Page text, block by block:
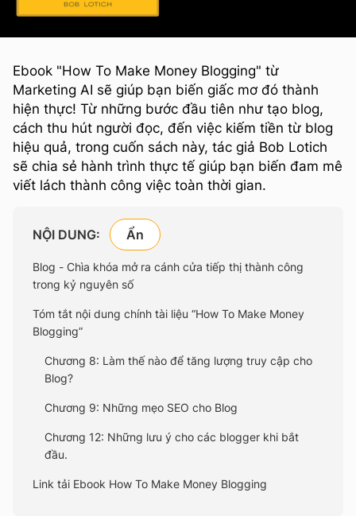
Ebook "How To Make Money Blogging" từ
Marketing AI sẽ giúp bạn biến giấc mơ đó thành
hiện thực! Từ những bước đầu tiên như tạo blog,
cách thu hút người đọc, đến việc kiếm tiền từ blog
hiệu quả, trong cuốn sách này, tác giả Bob Lotich
sẽ chia sẻ hành trình thực tế giúp bạn biến đam mê
viết lách thành công việc toàn thời gian.
NỘI DUNG:
Blog - Chìa khóa mở ra cánh cửa tiếp thị thành công
trong kỷ nguyên số
Tóm tắt nội dung chính tài liệu “How To Make Money
Blogging”
Chương 8: Làm thế nào để tăng lượng truy cập cho
Blog?
Chương 9: Những mẹo SEO cho Blog
Chương 12: Những lưu ý cho các blogger khi bắt
đầu.
Link tải Ebook How To Make Money Blogging